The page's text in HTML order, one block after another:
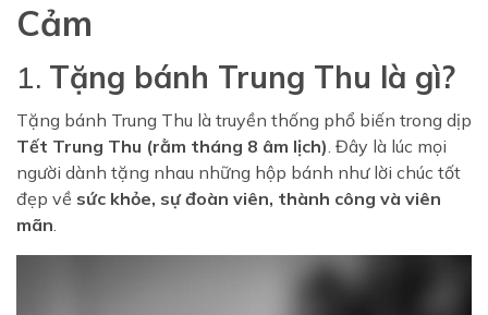
Cảm
1. Tặng bánh Trung Thu là gì?
Tặng bánh Trung Thu là truyền thống phổ biến trong dịp
Tết Trung Thu (rằm tháng 8 âm lịch). Đây là lúc mọi
người dành tặng nhau những hộp bánh như lời chúc tốt
đẹp về sức khỏe, sự đoàn viên, thành công và viên
mãn.